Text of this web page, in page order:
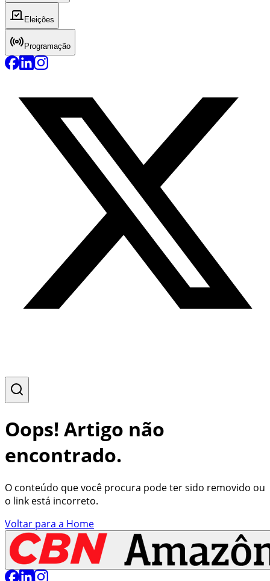
Eleições
Programação
Oops! Artigo não
encontrado.
O conteúdo que você procura pode ter sido removido ou
o link está incorreto.
Voltar para a Home